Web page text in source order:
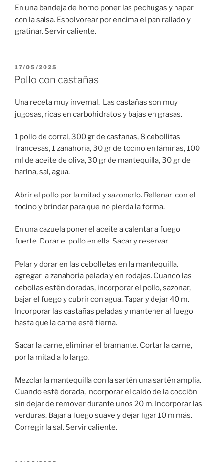
En una bandeja de horno poner las pechugas y napar
con la salsa. Espolvorear por encima el pan rallado y
gratinar. Servir caliente.
PUBLICADO
EL
17/05/2025
Pollo con castañas
Una receta muy invernal. Las castañas son muy
jugosas, ricas en carbohidratos y bajas en grasas.
1 pollo de corral, 300 gr de castañas, 8 cebollitas
francesas, 1 zanahoria, 30 gr de tocino en láminas, 100
ml de aceite de oliva, 30 gr de mantequilla, 30 gr de
harina, sal, agua.
Abrir el pollo por la mitad y sazonarlo. Rellenar con el
tocino y brindar para que no pierda la forma.
En una cazuela poner el aceite a calentar a fuego
fuerte. Dorar el pollo en ella. Sacar y reservar.
Pelar y dorar en las cebolletas en la mantequilla,
agregar la zanahoria pelada y en rodajas. Cuando las
cebollas estén doradas, incorporar el pollo, sazonar,
bajar el fuego y cubrir con agua. Tapar y dejar 40 m.
Incorporar las castañas peladas y mantener al fuego
hasta que la carne esté tierna.
Sacar la carne, eliminar el bramante. Cortar la carne,
por la mitad a lo largo.
Mezclar la mantequilla con la sartén una sartén amplia.
Cuando esté dorada, incorporar el caldo de la cocción
sin dejar de remover durante unos 20 m. Incorporar las
verduras. Bajar a fuego suave y dejar ligar 10 m más.
Corregir la sal. Servir caliente.